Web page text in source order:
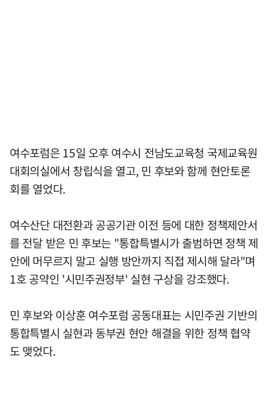
여수포럼은 15일 오후 여수시 전남도교육청 국제교육원
대회의실에서 창립식을 열고, 민 후보와 함께 현안토론
회를 열었다.
여수산단 대전환과 공공기관 이전 등에 대한 정책제안서
를 전달 받은 민 후보는 "통합특별시가 출범하면 정책 제
안에 머무르지 말고 실행 방안까지 직접 제시해 달라"며
1호 공약인 '시민주권정부' 실현 구상을 강조했다.
민 후보와 이상훈 여수포럼 공동대표는 시민주권 기반의
통합특별시 실현과 동부권 현안 해결을 위한 정책 협약
도 맺었다.